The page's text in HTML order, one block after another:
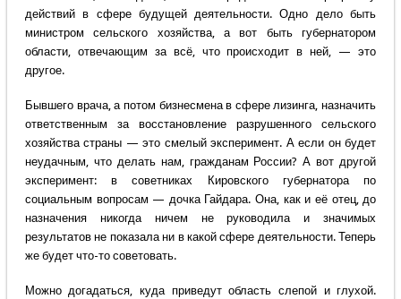
действий в сфере будущей деятельности. Одно дело быть
министром сельского хозяйства, а вот быть губернатором
области, отвечающим за всё, что происходит в ней, — это
другое.
Бывшего врача, а потом бизнесмена в сфере лизинга, назначить
ответственным за восстановление разрушенного сельского
хозяйства страны — это смелый эксперимент. А если он будет
неудачным, что делать нам, гражданам России? А вот другой
эксперимент: в советниках Кировского губернатора по
социальным вопросам — дочка Гайдара. Она, как и её отец, до
назначения никогда ничем не руководила и значимых
результатов не показала ни в какой сфере деятельности. Теперь
же будет что-то советовать.
Можно догадаться, куда приведут область слепой и глухой.